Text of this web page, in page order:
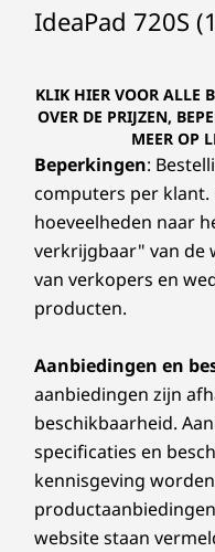
IdeaPad 720S
KLIK HIER VOOR ALLE
OVER DE PRIJZEN,
MEER OP
Beperkingen:
computers per
hoeveelheden naar
verkrijgbaar" van de
van verkopers en
producten.
Aanbiedingen en
aanbiedingen zijn
beschikbaarheid.
specificaties en
kennisgeving
website staan